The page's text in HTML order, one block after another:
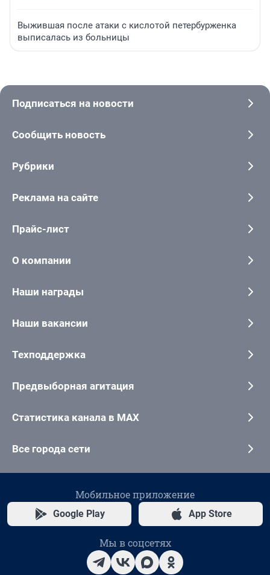
Выжившая после атаки с кислотой петербурженка
выписалась из больницы
Подписаться на новости
Сообщить новость
Рубрики
Реклама на сайте
Прайс-лист
О компании
Наши награды
Наши вакансии
Техподдержка
Предвыборная агитация
Статистика канала в MAX
Все города сети
Мобильное приложение
Google Play App Store
Мы в соцсетях